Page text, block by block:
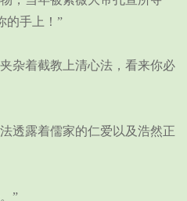
的手上！”
着截教上清心法，看来你必
露着儒家的仁爱以及浩然正
”